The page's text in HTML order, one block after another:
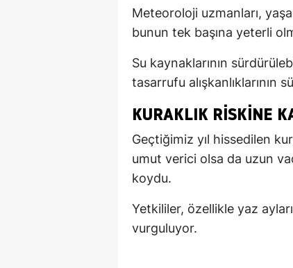
Meteoroloji uzmanları,
bunun tek başına yeterli
Su kaynaklarının
tasarrufu alışkanlıklarının
KURAKLIK RISKINE
Geçtiğimiz yıl hissedilen
umut verici olsa da uzun
koydu.
Yetkililer, özellikle yaz
vurguluyor.